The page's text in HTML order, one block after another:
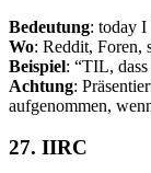
Bedeutung: today I
Wo: Reddit, Foren,
Beispiel: “TIL,
Achtung:
aufgenommen,
27. IIRC